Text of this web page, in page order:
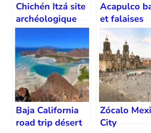
Chichén Itzá site
archéologique
Acapulco
et falaises
Baja California
road trip désert
Zócalo
City